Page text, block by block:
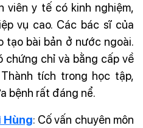
viên y tế có kinh nghiệm,
vụ cao. Các bác sĩ của
bài bản ở nước ngoài.
chứng chỉ và bằng cấp về
tích trong học tập,
bệnh rất đáng nể.
Hùng: Cố vấn chuyên môn